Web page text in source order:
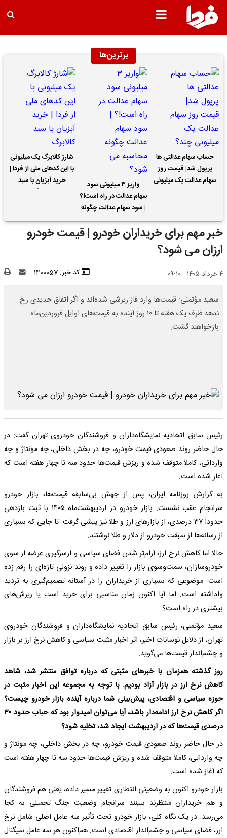
برترین‌ها
حساب سهام عدالتی ها
پرپول شد| قیمت روز
سهام عدالت یک میلیونی
واریز ۳ میلیونی سود
سهام عدالت در راه است!؟
| سود سهام عدالت چگونه
محاسبه می شود؟
شارژ کالابرگ یک میلیونی
با این کدهای ملی از فردا |
خرید آبزیان با سبد
خبر مهم برای خریداران خودرو | قیمت خودرو
ارزان می شود؟
۴ خرداد ۱۴۰۵ - ۰۹:۱۰ کد خبر: 1400057
سعید مؤتمنی: قیمت‌ها وارد فاز ریزشی شده‌اند و اگر اتفاق جدیدی رخ
ندهد ظرف یک هفته تا ۱۰ روز آینده به قیمت‌های اوایل فروردین‌ماه
بازخواهند گشت.
رئیس سابق اتحادیه نمایشگاه‌داران و فروشندگان خودروی تهران گفت: در
حال حاضر روند صعودی قیمت خودرو، چه در بخش داخلی، چه مونتاژ و چه
وارداتی، کاملاً متوقف شده و ریزش قیمت‌ها حدود سه تا چهار هفته است که
آغاز شده است.
به گزارش روزنامه ایران، پس از جهش بی‌سابقه قیمت‌ها، بازار خودرو
سرانجام عقب نشست. بازار خودرو در اردیبهشت‌ماه ۱۴۰۵ با ثبت بازدهی
حدوداً ۳۷ درصدی، از بازارهای ارز و طلا نیز پیشی گرفت. تا جایی که بسیاری
از رسانه‌ها از سبقت خودرو از دلار و طلا نوشتند.
حالا اما کاهش نرخ ارز، آرام‌تر شدن فضای سیاسی و ازسرگیری عرضه از سوی
خودروسازان، سمت‌وسوی بازار را تغییر داده و روند نزولی تازه‌ای را رقم زده
است. موضوعی که بسیاری از خریداران را در آستانه تصمیم‌گیری به تردید
واداشته است. اما آیا اکنون زمان مناسبی برای خرید است یا ریزش‌های
بیشتری در راه است؟
سعید مؤتمنی، رئیس سابق اتحادیه نمایشگاه‌داران و فروشندگان خودروی
تهران، از دلایل نوسانات اخیر، اثر اخبار مثبت سیاسی و کاهش نرخ ارز بر بازار
و چشم‌انداز قیمت‌ها می‌گوید.
روز گذشته همزمان با خبرهای مثبتی که درباره توافق منتشر شد، شاهد
کاهش نرخ ارز در بازار آزاد بودیم. با توجه به مجموعه این اخبار مثبت در
حوزه سیاسی و اقتصادی، پیش‌بینی شما درباره آینده بازار خودرو چیست؟
اگر کاهش نرخ ارز ادامه‌دار باشد، آیا می‌توان امیدوار بود که حباب حدود ۳۰
درصدی قیمت‌ها که در اردیبهشت ایجاد شد، تخلیه شود؟
در حال حاضر روند صعودی قیمت خودرو، چه در بخش داخلی، چه مونتاژ و
چه وارداتی، کاملاً متوقف شده و ریزش قیمت‌ها حدود سه تا چهار هفته است
که آغاز شده است.
بازار خودرو اکنون به وضعیتی انتظاری تغییر مسیر داده، یعنی هم فروشندگان
و هم خریداران منتظرند ببینند سرانجام وضعیت جنگ تحمیلی به کجا
می‌رسد. در یک نگاه کلی، بازار خودرو تحت تأثیر سه عامل اصلی شامل نرخ
ارز، فضای سیاسی و چشم‌انداز اقتصادی است. هم‌اکنون هر سه عامل سیگنال